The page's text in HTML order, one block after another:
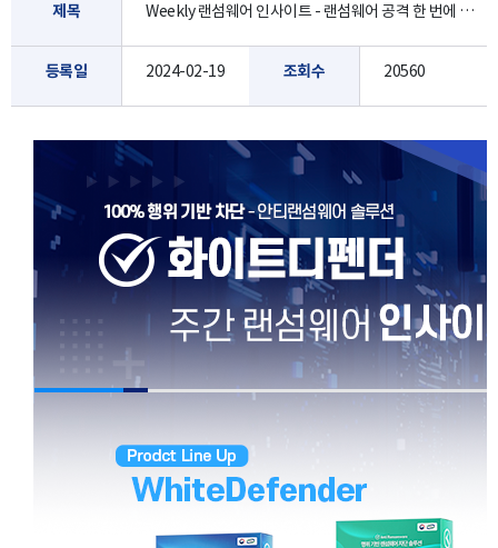
제목 Weekly 랜섬웨어 인사이트 - 랜섬웨어 공격 한 번에 100곳이 넘는 병원이 마비된 루마니아 [2월 4주]
등록일 2024-02-19 조회수 20560